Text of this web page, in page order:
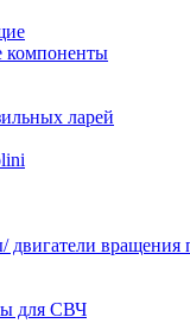
компоненты
ларей
вращения
для СВЧ